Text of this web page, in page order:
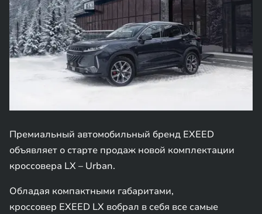
Премиальный автомобильный бренд EXEED
объявляет о старте продаж новой комплектации
кроссовера LX – Urban.
Обладая компактными габаритами,
кроссовер EXEED LX вобрал в себя все самые